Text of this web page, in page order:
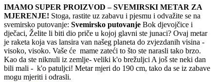
IMAMO SUPER PROIZVOD – SVEMIRSKI METAR ZA
MJERENJE! Stoga, rastite uz zabavu i pjesmu i odvažite se na
svemirsko putovanje: Svemirsko putovanje Bok djevojčice i
dječaci, Želite li biti dio priče u kojoj glavni ste junaci? Ovaj metar
je raketa koja vas lansira van našeg planeta do zvjezdanih visina -
visoko, visoko. Vaše će mame zateći to što ste narasli tako brzo.
Kao da ste niknuli iz zemlje- veliki k'o brežuljci A još ste neki dan
bili mali - k'o patuljci! Metar mjeri do 190 cm, tako da se iz zabave
mogu mjeriti i odrasli.